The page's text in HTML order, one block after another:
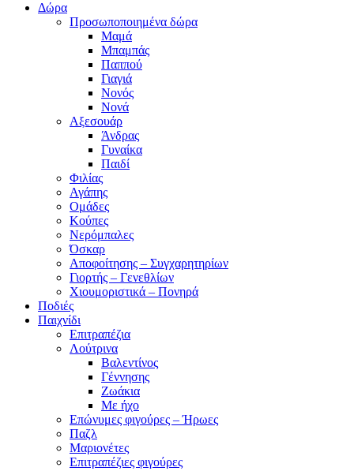
Δώρα
Προσωποποιημένα δώρα
Μαμά
Μπαμπάς
Παππού
Γιαγιά
Νονός
Νονά
Αξεσουάρ
Άνδρας
Γυναίκα
Παιδί
Φιλίας
Αγάπης
Ομάδες
Κούπες
Νερόμπαλες
Όσκαρ
Αποφοίτησης – Συγχαρητηρίων
Γιορτής – Γενεθλίων
Χιουμοριστικά – Πονηρά
Ποδιές
Παιχνίδι
Επιτραπέζια
Λούτρινα
Βαλεντίνος
Γέννησης
Ζωάκια
Με ήχο
Επώνυμες φιγούρες – Ήρωες
Παζλ
Μαριονέτες
Επιτραπέζιες φιγούρες